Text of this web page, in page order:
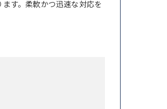
す。柔軟かつ迅速な対応を